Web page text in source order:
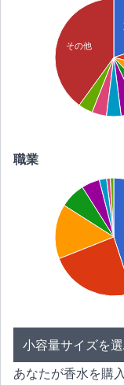
その他
職業
小容量サイズを
あなたが香水を購